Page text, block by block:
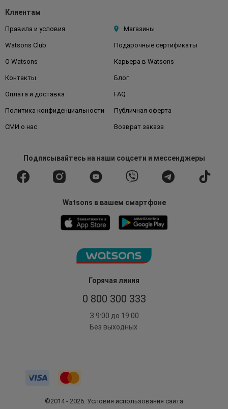
Горячая линия
0 800 300 333
З 9:00 до 19:00
Без выходных
Клиентам
Правила и условия Магазины
Watsons Club Подарочные сертификаты
О Watsons Карьера в Watsons
Контакты Блог
Оплата и доставка FAQ
Политика конфиденциальности Публичная оферта
СМИ о нас Возврат заказа
Подписывайтесьна наши соцсети и мессенджеры
Watsons в вашем смартфоне
©2014 - 2026. Условия использования сайта